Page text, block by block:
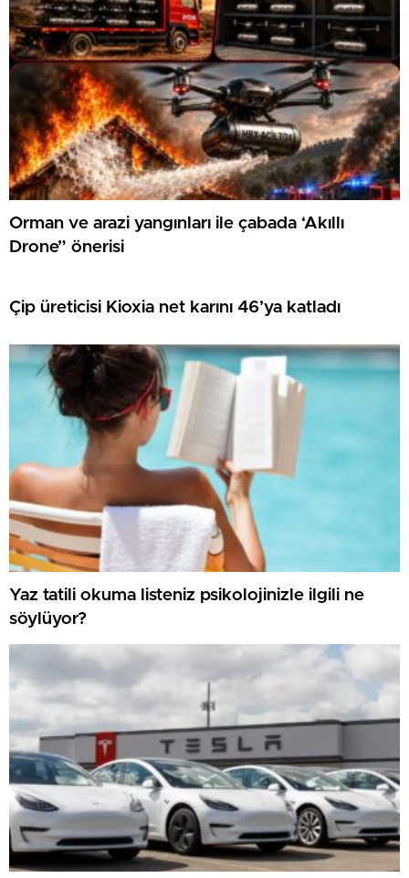
Orman ve arazi yangınları ile çabada ‘Akıllı
Drone” önerisi
Çip üreticisi Kioxia net karını 46’ya katladı
Yaz tatili okuma listeniz psikolojinizle ilgili ne
söylüyor?